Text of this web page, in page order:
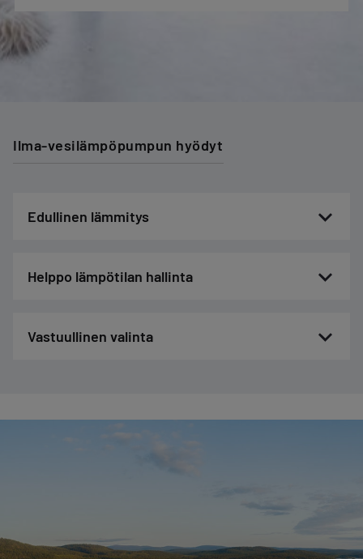
Ilma-vesilämpöpumpun hyödyt
Edullinen lämmitys
Helppo lämpötilan hallinta
Vastuullinen valinta